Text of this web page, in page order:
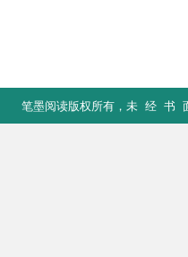
笔墨阅读版权所有 ，未 经